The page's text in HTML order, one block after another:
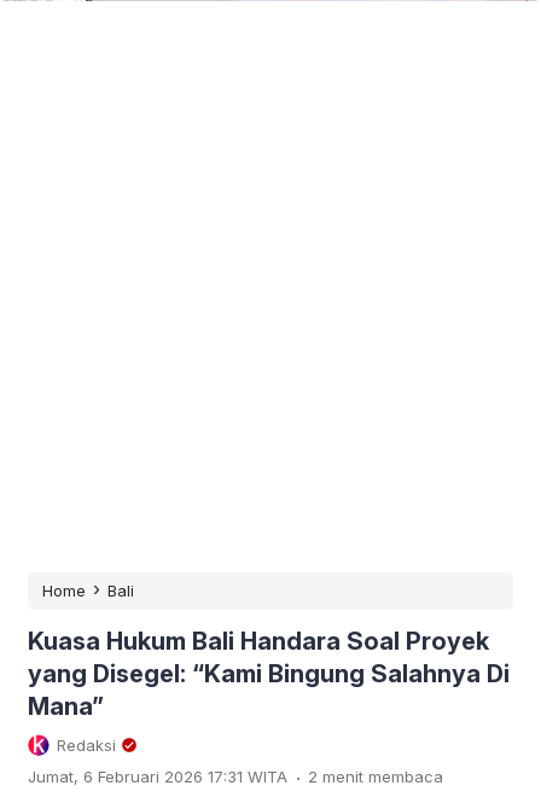
Home › Bali
Kuasa Hukum Bali Handara Soal Proyek
yang Disegel: “Kami Bingung Salahnya Di
Mana”
Redaksi
Jumat, 6 Februari 2026 17:31 WITA . 2 menit membaca